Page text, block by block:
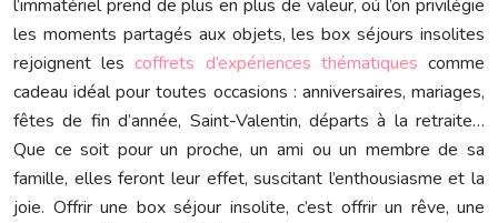
l’immatériel prend de plus en plus de valeur, où l’on privilégie
les moments partagés aux objets, les box séjours insolites
rejoignent lescoffrets d’expériences thématiques comme
cadeau idéal pour toutes occasions : anniversaires, mariages,
fêtes de fin d’année, Saint-Valentin, départs à la retraite…
Que ce soit pour un proche, un ami ou un membre de sa
famille, elles feront leur effet, suscitant l’enthousiasme et la
joie. Offrir une box séjour insolite, c’est offrir un rêve, une